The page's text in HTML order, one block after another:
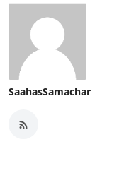
SaahasSamachar